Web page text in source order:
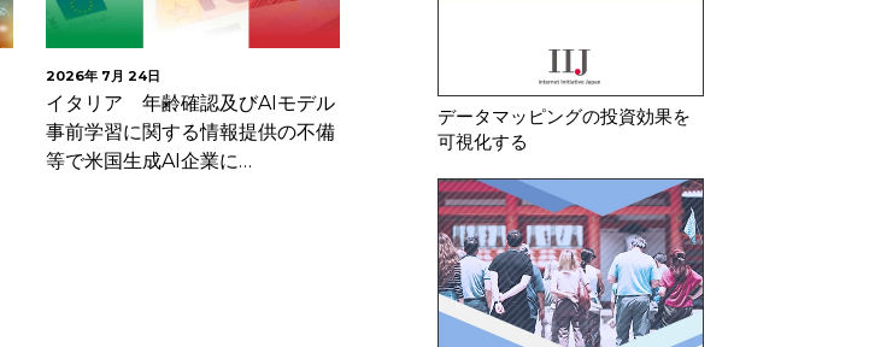
2026年 7月 23日
フランスCNIL 雇用主が従業員
等の活動を監視する際に遵守すべ
き3つの要件を解説
EU AI法が施行
オランダデータ
データマッピングの投資効果を
可視化する